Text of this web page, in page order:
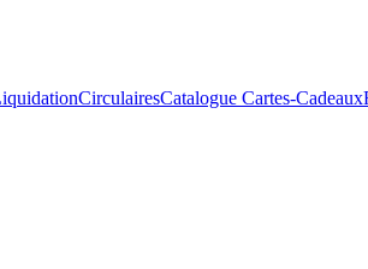
CirculairesCatalogue Cartes-Cadeaux